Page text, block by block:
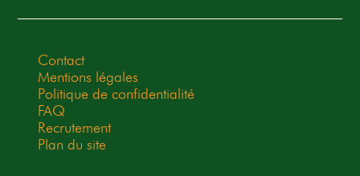
Contact
Mentions légales
Politique de confidentialité
FAQ
Recrutement
Plan du site